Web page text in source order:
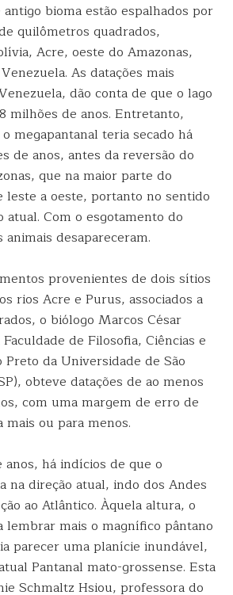
bioma estão espalhados por
quilômetros quadrados,
Acre, oeste do Amazonas,
As datações mais
dão conta de que o lago
milhões de anos. Entretanto,
megapantanal teria secado há
de anos, antes da reversão do
que na maior parte do
leste a oeste, portanto no sentido
Com o esgotamento do
animais desapareceram.
provenientes de dois sítios
rios Acre e Purus, associados a
o biólogo Marcos César
de Filosofia, Ciências e
Preto da Universidade de São
obteve datações de ao menos
com uma margem de erro de
ou para menos.
há indícios de que o
na direção atual, indo dos Andes
ao Atlântico. Àquela altura, o
lembrar mais o magnífico pântano
parecer uma planície inundável,
Pantanal mato-grossense. Esta
Schmaltz Hsiou, professora do